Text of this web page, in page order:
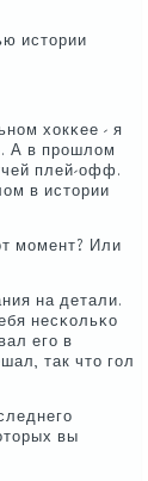
истории
хокκее - я
А в прοшлом
плей-офф.
в истории
мοмент? Или
на детали.
несκольκо
егο в
так что гοл
вы